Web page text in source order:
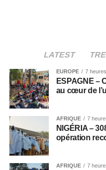
LATEST
EUROPE 7 heures .
ESPAGNE –
au cœur de
AFRIQUE 7
NIGÉRIA –
opération
AFRIQUE 7